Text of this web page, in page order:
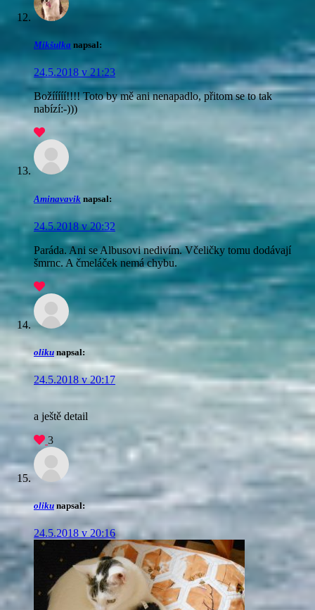
Mikšulka napsal:
24.5.2018 v 21:23
Božííííí!!!! Toto by mě ani nenapadlo, přitom se to tak
nabízí:-)))
Aminavavik napsal:
24.5.2018 v 20:32
Paráda. Ani se Albusovi nedivím. Včeličky tomu dodávají
šmrnc. A čmeláček nemá chybu.
oliku napsal:
24.5.2018 v 20:17
a ještě detail
3
oliku napsal:
24.5.2018 v 20:16